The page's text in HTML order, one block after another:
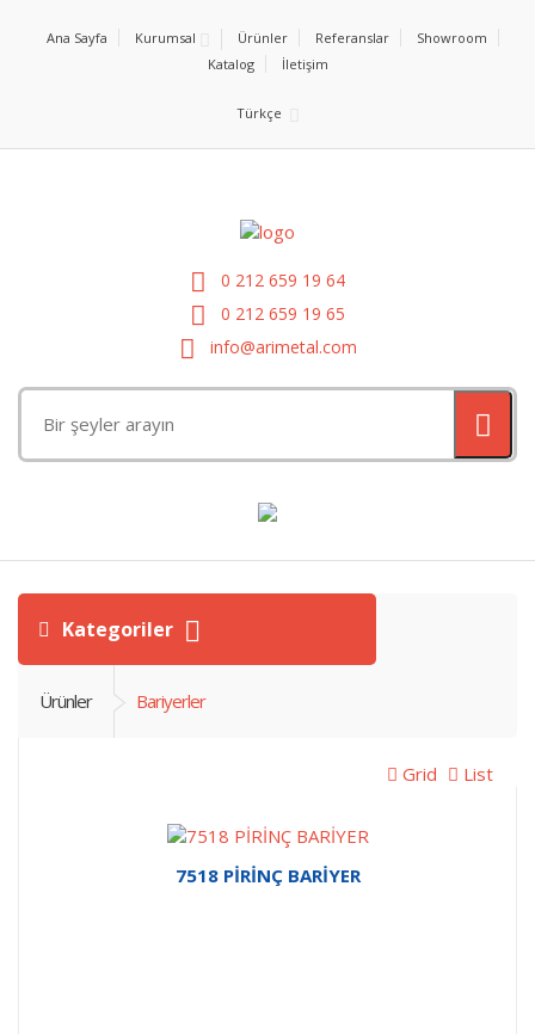
Ana Sayfa Kurumsal Ürünler Referanslar
Showroom
Katalog
İletişim
Türkçe
0 212 659 19 64
0 212 659 19 65
info@arimetal.com
Kategoriler
Ürünler Bariyerler
Grid List
7518 PİRİNÇ BARİYER